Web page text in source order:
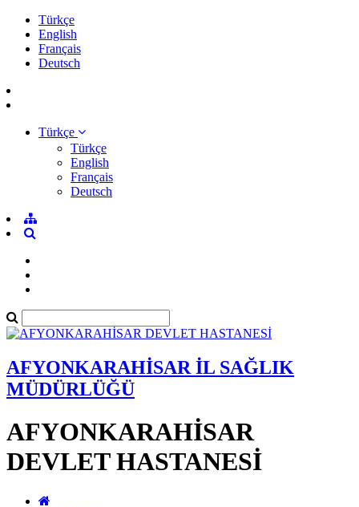
Türkçe
English
Français
Deutsch
Türkçe
Türkçe
English
Français
Deutsch
AFYONKARAHİSAR İL SAĞLIK
MÜDÜRLÜĞÜ
AFYONKARAHİSAR
DEVLET HASTANESİ